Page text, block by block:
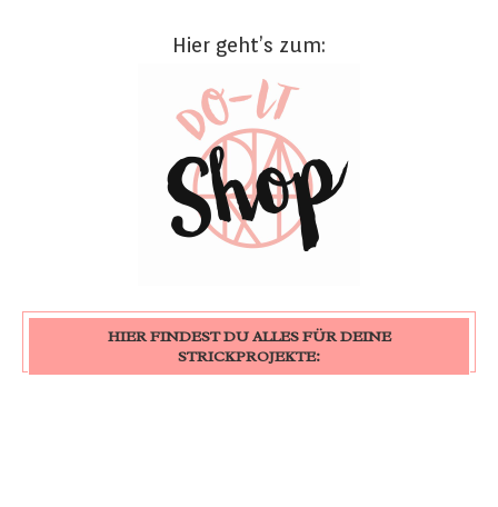
Hier geht’s zum:
HIER FINDEST DU ALLES FÜR DEINE
STRICKPROJEKTE: